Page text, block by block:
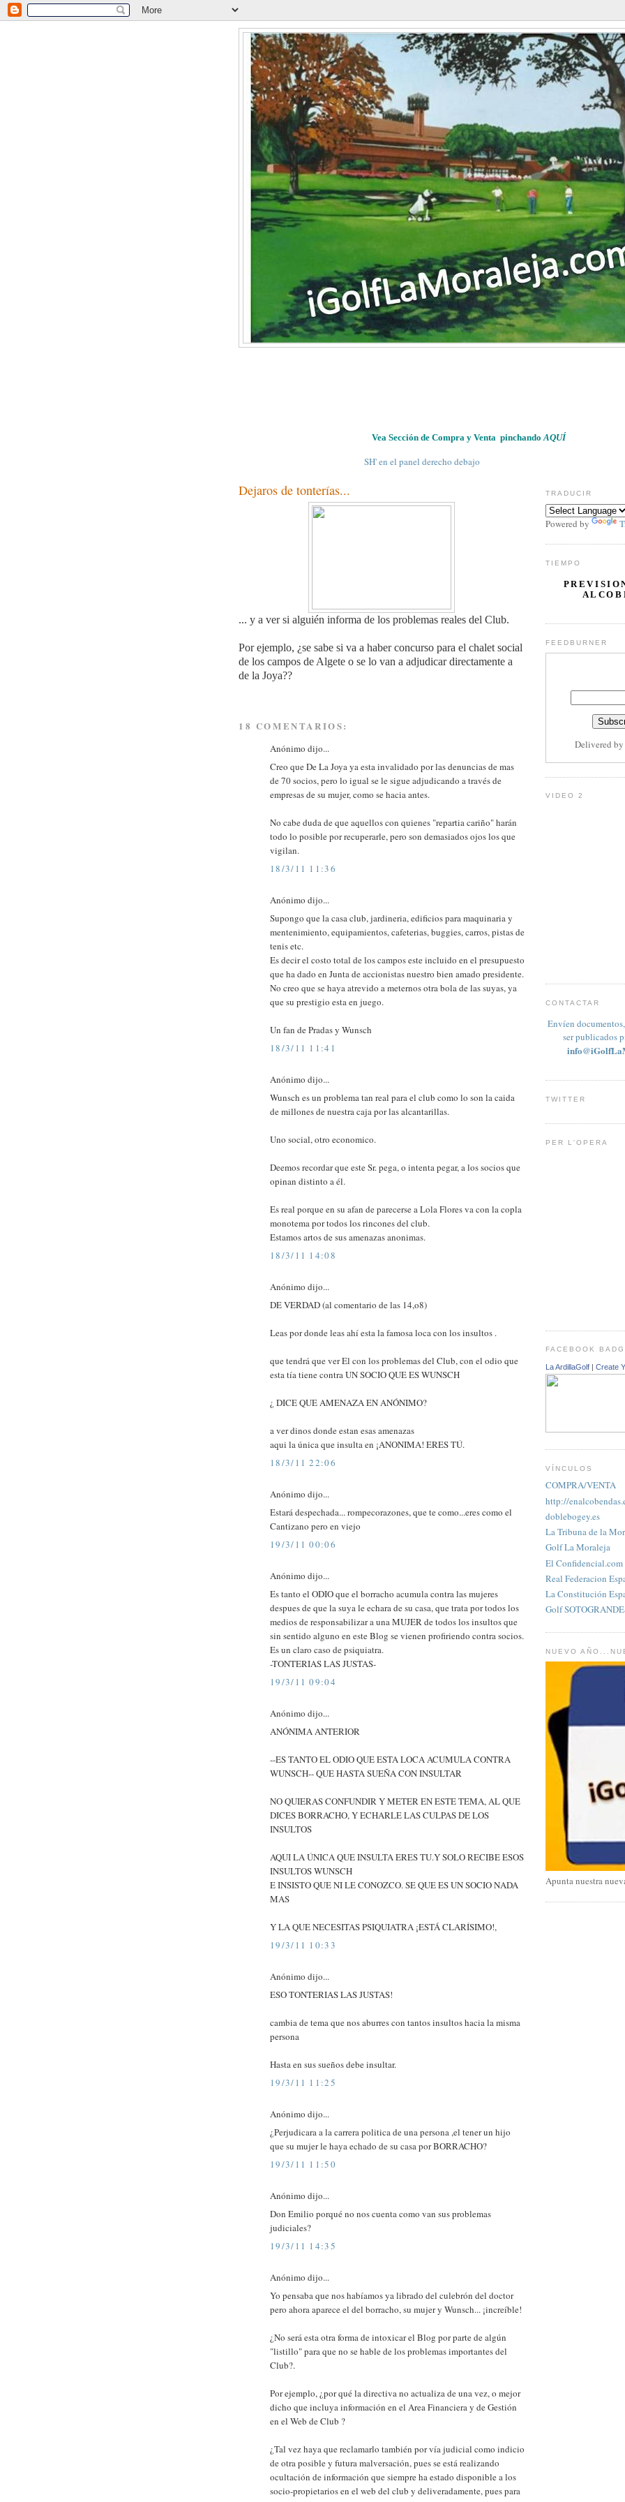
Vea Sección de Compra y Venta pinchandoAQUÍ
Para cambiar al Español pinche 'SELECT LANGUAGE' en 'TRADUCIR' y escoja 'SPANISH' en el panel derecho debajo
Dejaros de tonterías...
... y a ver si alguién informa de los problemas reales del Club.
Por ejemplo, ¿se sabe si va a haber concurso para el chalet social
de los campos de Algete o se lo van a adjudicar directamente a
de la Joya??
18 COMENTARIOS:
Anónimo dijo...
Creo que De La Joya ya esta invalidado por las denuncias de mas
de 70 socios, pero lo igual se le sigue adjudicando a través de
empresas de su mujer, como se hacia antes.
No cabe duda de que aquellos con quienes "repartia cariño" harán
todo lo posible por recuperarle, pero son demasiados ojos los que
vigilan.
18/3/11 11:36
Anónimo dijo...
Supongo que la casa club, jardineria, edificios para maquinaria y
mentenimiento, equipamientos, cafeterias, buggies, carros, pistas de
tenis etc.
Es decir el costo total de los campos este incluido en el presupuesto
que ha dado en Junta de accionistas nuestro bien amado presidente.
No creo que se haya atrevido a meternos otra bola de las suyas, ya
que su prestigio esta en juego.
Un fan de Pradas y Wunsch
18/3/11 11:41
Anónimo dijo...
Wunsch es un problema tan real para el club como lo son la caida
de millones de nuestra caja por las alcantarillas.
Uno social, otro economico.
Deemos recordar que este Sr. pega, o intenta pegar, a los socios que
opinan distinto a él.
Es real porque en su afan de parecerse a Lola Flores va con la copla
monotema por todos los rincones del club.
Estamos artos de sus amenazas anonimas.
18/3/11 14:08
Anónimo dijo...
DE VERDAD (al comentario de las 14,o8)
Leas por donde leas ahí esta la famosa loca con los insultos .
que tendrá que ver El con los problemas del Club, con el odio que
esta tía tiene contra UN SOCIO QUE ES WUNSCH
¿ DICE QUE AMENAZA EN ANÓNIMO?
a ver dinos donde estan esas amenazas
aqui la única que insulta en ¡ANONIMA! ERES TÚ.
18/3/11 22:06
Anónimo dijo...
Estará despechada... rompecorazones, que te como...eres como el
Cantizano pero en viejo
19/3/11 00:06
Anónimo dijo...
Es tanto el ODIO que el borracho acumula contra las mujeres
despues de que la suya le echara de su casa, que trata por todos los
medios de responsabilizar a una MUJER de todos los insultos que
sin sentido alguno en este Blog se vienen profiriendo contra socios.
Es un claro caso de psiquiatra.
-TONTERIAS LAS JUSTAS-
19/3/11 09:04
Anónimo dijo...
ANÓNIMA ANTERIOR
--ES TANTO EL ODIO QUE ESTA LOCA ACUMULA CONTRA
WUNSCH-- QUE HASTA SUEÑA CON INSULTAR
NO QUIERAS CONFUNDIR Y METER EN ESTE TEMA, AL QUE
DICES BORRACHO, Y ECHARLE LAS CULPAS DE LOS
INSULTOS
AQUI LA ÚNICA QUE INSULTA ERES TU.Y SOLO RECIBE ESOS
INSULTOS WUNSCH
E INSISTO QUE NI LE CONOZCO. SE QUE ES UN SOCIO NADA
MAS
Y LA QUE NECESITAS PSIQUIATRA ¡ESTÁ CLARÍSIMO!,
19/3/11 10:33
Anónimo dijo...
ESO TONTERIAS LAS JUSTAS!
cambia de tema que nos aburres con tantos insultos hacia la misma
persona
Hasta en sus sueños debe insultar.
19/3/11 11:25
Anónimo dijo...
¿Perjudicara a la carrera politica de una persona ,el tener un hijo
que su mujer le haya echado de su casa por BORRACHO?
19/3/11 11:50
Anónimo dijo...
Don Emilio porqué no nos cuenta como van sus problemas
judiciales?
19/3/11 14:35
Anónimo dijo...
Yo pensaba que nos habíamos ya librado del culebrón del doctor
pero ahora aparece el del borracho, su mujer y Wunsch... ¡increíble!
¿No será esta otra forma de intoxicar el Blog por parte de algún
"listillo" para que no se hable de los problemas importantes del
Club?.
Por ejemplo, ¿por qué la directiva no actualiza de una vez, o mejor
dicho que incluya información en el Area Financiera y de Gestión
en el Web de Club ?
¿Tal vez haya que reclamarlo también por vía judicial como indicio
de otra posible y futura malversación, pues se está realizando
ocultación de información que siempre ha estado disponible a los
socio-propietarios en el web del club y deliveradamente, pues para
TRADUCIR
Powered by
TIEMPO
FEEDBURNER
Delivered by
VIDEO 2
CONTACTAR
Envíen
ser publicados
TWITTER
PER L'OPERA
FACEBOOK
La ArdillaGolf | Create
VÍNCULOS
COMPRA/VENTA
http://
doblebogey.es
La Tribuna de la
Golf La Moraleja
El Confidencial.com
Real Federacion
La Constitución
Golf
NUEVO
Apunta nuestra